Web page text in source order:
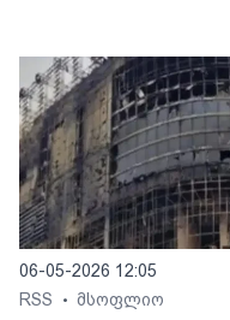
06-05-2026 12:05
RSS
• მსოფლიო